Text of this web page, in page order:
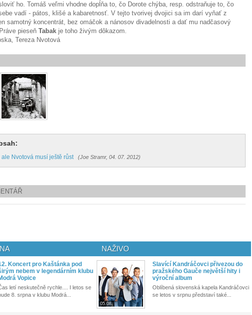
ho. Tomáš veľmi vhodne dopĺňa to, čo Dorote chýba, resp. odstraňuje to, čo
vadí - pátos, klišé a kabaretnosť. V tejto tvorivej dvojici sa im darí vyňať z
samotný koncentrát, bez omáčok a nánosov divadelnosti a dať mu nadčasový
pieseň Tabak je toho živým dôkazom.
Tereza Nvotová
Nvotová musí ještě růst (Joe Stramr, 04. 07. 2012)
Koncert pro Kaštánka pod
nebem v legendárním klubu
Vopice
letí neskutečně rychle.... I letos se
8. srpna v klubu Modrá...
NAŽIVO
05.08.
Slavící Kandráčovci přivezou do
pražského Gauče největší hity i
výroční album
Oblíbená slovenská kapela Kandráčovci
se letos v srpnu představí také...